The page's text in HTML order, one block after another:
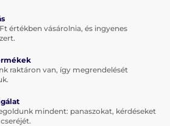
értékben vásárolnia, és ingyenes
raktáron van, így megrendelését
mindent: panaszokat, kérdéseket